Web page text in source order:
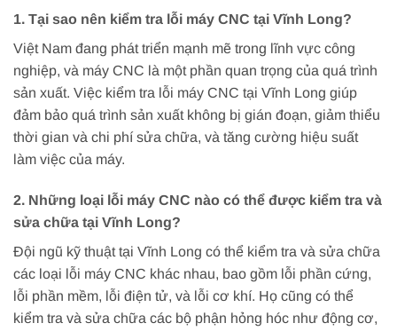
1. Tại sao nên kiểm tra lỗi máy CNC tại Vĩnh Long?
Việt Nam đang phát triển mạnh mẽ trong lĩnh vực công
nghiệp, và máy CNC là một phần quan trọng của quá trình
sản xuất. Việc kiểm tra lỗi máy CNC tại Vĩnh Long giúp
đảm bảo quá trình sản xuất không bị gián đoạn, giảm thiểu
thời gian và chi phí sửa chữa, và tăng cường hiệu suất
làm việc của máy.
2. Những loại lỗi máy CNC nào có thể được kiểm tra và
sửa chữa tại Vĩnh Long?
Đội ngũ kỹ thuật tại Vĩnh Long có thể kiểm tra và sửa chữa
các loại lỗi máy CNC khác nhau, bao gồm lỗi phần cứng,
lỗi phần mềm, lỗi điện tử, và lỗi cơ khí. Họ cũng có thể
kiểm tra và sửa chữa các bộ phận hỏng hóc như động cơ,